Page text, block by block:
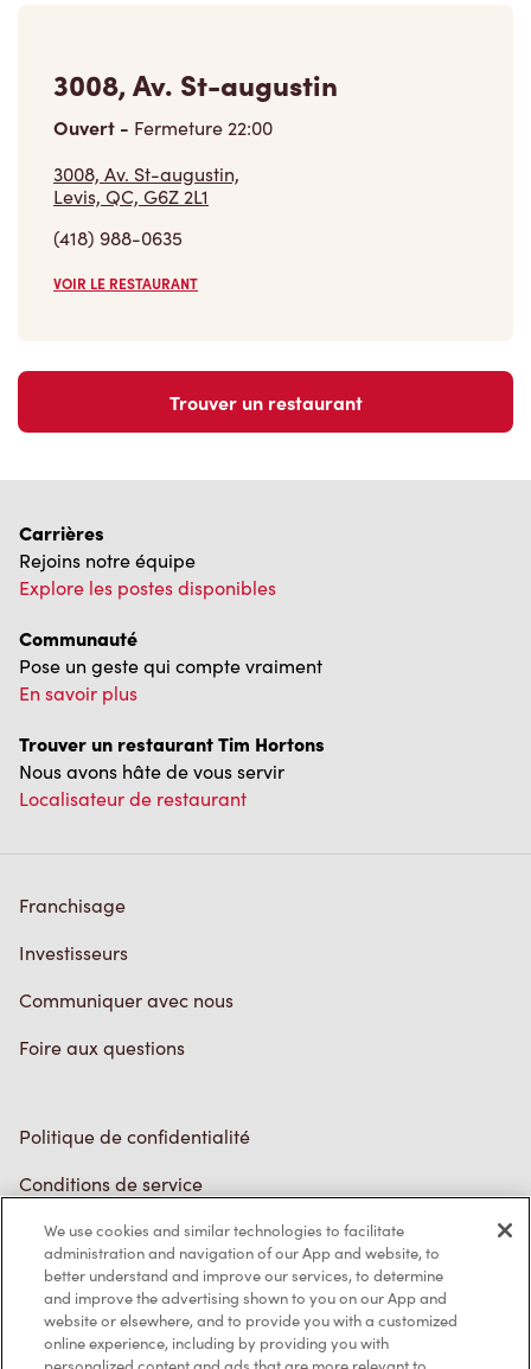
3008, Av. St-augustin,
Levis, QC, G6Z 2L1
(418) 988-0635
VOIR LE RESTAURANT
Carrières
Explore les postes disponibles
Communauté
Pose un geste qui compte vraiment
En savoir plus
Trouver un restaurant Tim Hortons
Nous avons hâte de vous servir
Localisateur de restaurant
Franchisage
Communiquer avec nous
Foire aux questions
Politique de confidentialité
Marques de commerce
Accessibilité
Diagnostic
Contactez-nous
We use cookies and similar technologies to facilitate
administration and navigation of our App and website, to
better understand and improve our services, to determine
and improve the advertising shown to you on our App and
website or elsewhere, and to provide you with a customized
online experience, including by providing you with